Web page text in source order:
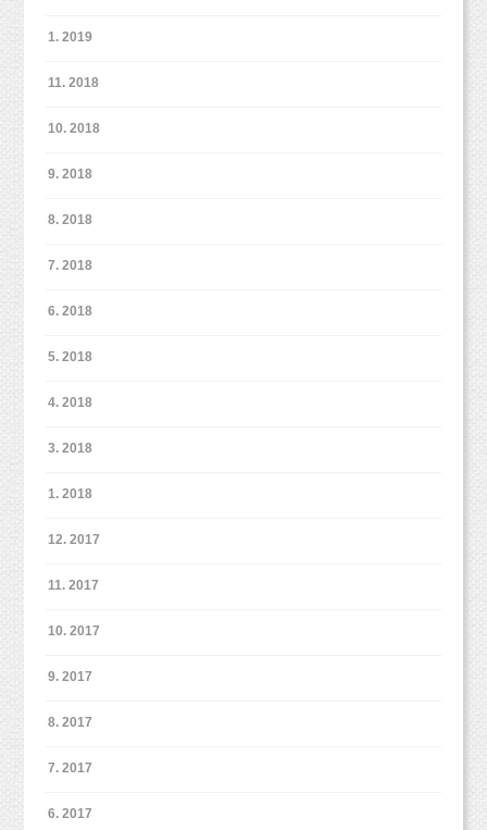
1. 2019
11. 2018
10. 2018
9. 2018
8. 2018
7. 2018
6. 2018
5. 2018
4. 2018
3. 2018
1. 2018
12. 2017
11. 2017
10. 2017
9. 2017
8. 2017
7. 2017
6. 2017